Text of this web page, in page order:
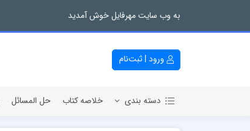
به وب سایت مهرفایل خوش آمدید
ورود | ثبت‌نام
دسته بندی خلاصه کتاب حل المسائل